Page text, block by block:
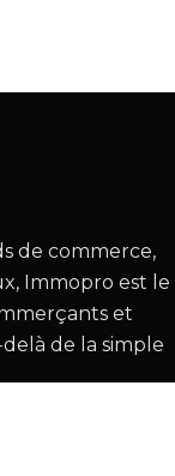
de commerce,
Immopro est le
et
de la simple